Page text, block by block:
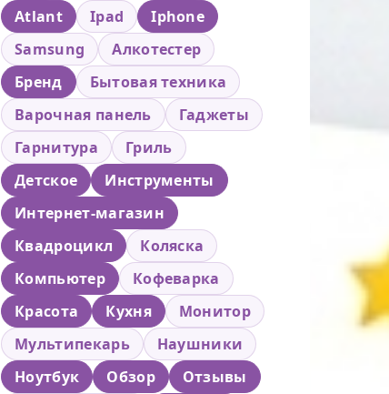
Atlant
Ipad
Iphone
Samsung
Алкотестер
Бренд
Бытовая техника
Варочная панель
Гаджеты
Гарнитура
Гриль
Детское
Инструменты
Интернет-магазин
Квадроцикл
Коляска
Компьютер
Кофеварка
Красота
Кухня
Монитор
Мультипекарь
Наушники
Ноутбук
Обзор
Отзывы